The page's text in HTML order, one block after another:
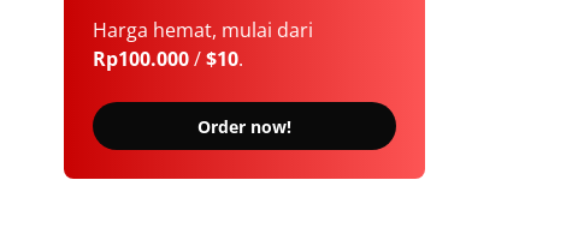
Harga hemat, mulai dari
Rp100.000/$10.
Order now!